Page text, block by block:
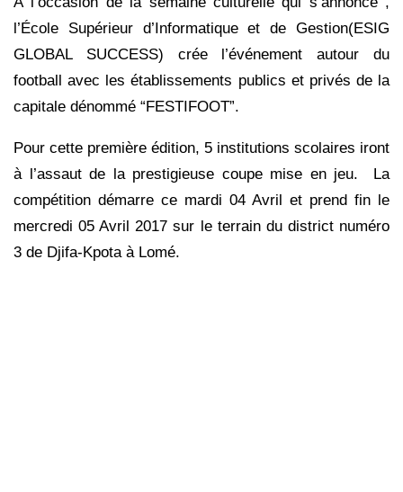
l’École Supérieur d’Informatique et de Gestion(ESIG
GLOBAL SUCCESS) crée l’événement autour du
football avec les établissements publics et privés de la
capitale dénommé “FESTIFOOT”.
Pour cette première édition, 5 institutions scolaires iront
à l’assaut de la prestigieuse coupe mise en jeu. La
compétition démarre ce mardi 04 Avril et prend fin le
mercredi 05 Avril 2017 sur le terrain du district numéro
3 de Djifa-Kpota à Lomé.